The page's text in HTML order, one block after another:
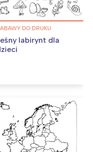
DO DRUKU
labirynt dla